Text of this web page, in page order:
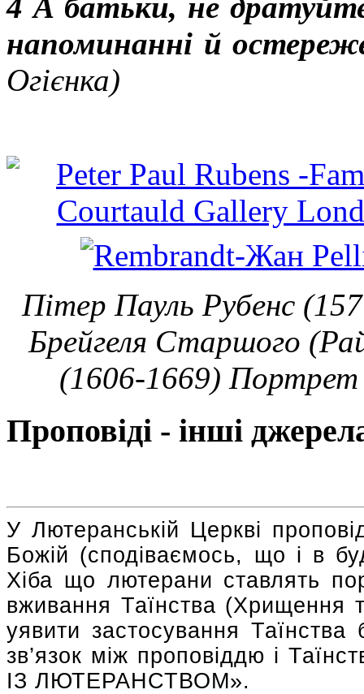
4 А батьки, не дратуйте
напоминанні й
Огієнка)
Пітер Пауль Рубенс
Брейгеля Старшого
(1606-1669) Портрет
Проповіді - інші
У Лютеранській Церкві
Божій (сподіваємось, що і в
Хіба що лютерани ставлять
вживання Таїнства (Хрищення
уявити застосування
зв’язок між проповіддю і
ІЗ ЛЮТЕРАНСТВОМ».